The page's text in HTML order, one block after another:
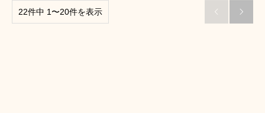
22件中 1〜20件を表示  